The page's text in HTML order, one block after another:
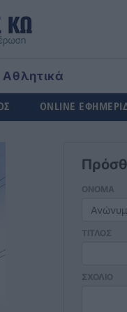
Αθλητικά
ONLINE
ΟΝΟΜΑ
ΤΙΤΛΟΣ
ΣΧΟΛΙΟ